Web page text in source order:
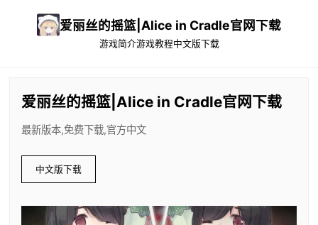
爱丽丝的摇篮|Alice in Cradle官网下载
游戏简介游戏教程中文版下载
爱丽丝的摇篮|Alice in Cradle官网下载
最新版本,免费下载,官方中文
中文版下载